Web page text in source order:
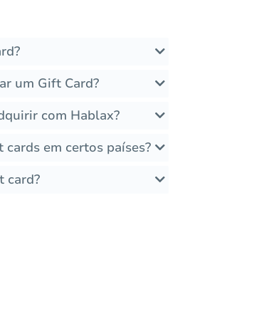
um Gift Card?
com Hablax?
em certos países?
card?